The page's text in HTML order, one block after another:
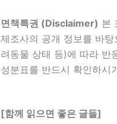
면책특권 (Disclaimer) 본
제조사의 공개 정보를 바
려동물 상태 등)에 따라 반
성분표를 반드시 확인하시
[함께 읽으면 좋은 글들]